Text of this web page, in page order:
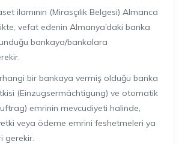
ilamının (Mirasçılık Belgesi) Almanca
vefat edenin Almanya’daki banka
bankaya/bankalara
bir bankaya vermiş olduğu banka
(Einzugsermächtigung) ve otomatik
emrinin mevcudiyeti halinde,
veya ödeme emrini feshetmeleri ya
gerekir.